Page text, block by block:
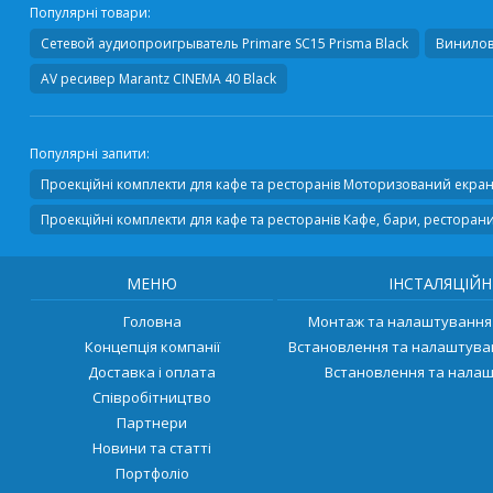
Популярні товари:
Сетевой аудиопроигрыватель Primare SC15 Prisma Black
AV ресивер Marantz CINEMA 40 Black
Популярні запити:
Проекційні комплекти для кафе та ресторанів Моторизований екран
Проекційні комплекти для кафе та ресторанів Кафе, бари, ресторани
МЕНЮ
Головна
Концепція компанії
Доставка і оплата
Співробітництво
Партнери
Новини та статті
Портфоліо
Монтаж та налаштування
Встановлення та
Встановлення та